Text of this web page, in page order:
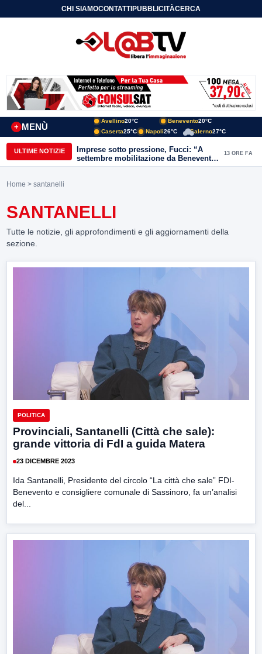
CHI SIAMOCONTATTIPUBBLICITÀCERCA
MENÙ
+
Avellino20°C Benevento20°C
Caserta25°C Napoli26°C Salerno27°C
ULTIME NOTIZIE
Imprese sotto pressione, Fucci: “A
settembre mobilitazione da Benevento
e Avellino”
13 ORE FA
Home > santanelli
SANTANELLI
Tutte le notizie, gli approfondimenti e gli aggiornamenti della
sezione.
POLITICA
Provinciali, Santanelli (Città che sale):
grande vittoria di FdI a guida Matera
23 DICEMBRE 2023
Ida Santanelli, Presidente del circolo “La città che sale” FDI-
Benevento e consigliere comunale di Sassinoro, fa un’analisi
del...